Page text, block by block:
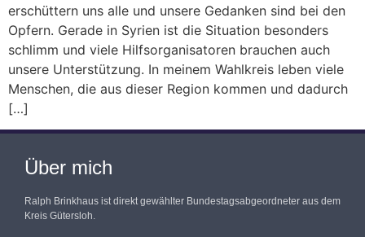
erschüttern uns alle und unsere Gedanken sind bei den
Opfern. Gerade in Syrien ist die Situation besonders
schlimm und viele Hilfsorganisatoren brauchen auch
unsere Unterstützung. In meinem Wahlkreis leben viele
Menschen, die aus dieser Region kommen und dadurch
[…]
Über mich
Ralph Brinkhaus ist direkt gewählter Bundestagsabgeordneter aus dem
Kreis Gütersloh.